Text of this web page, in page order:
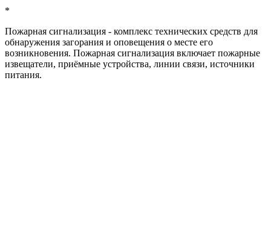
*
Пожарная сигнализация - комплекс технических средств для
обнаружения загорания и оповещения о месте его
возникновения. Пожарная сигнализация включает пожарные
извещатели, приёмные устройства, линии связи, источники
питания.